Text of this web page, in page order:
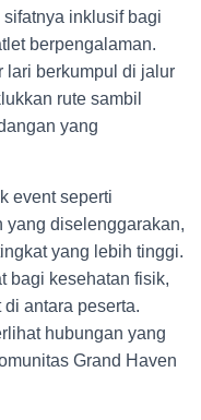
inklusif bagi
berpengalaman.
lari berkumpul di jalur
rute sambil
yang
event seperti
yang diselenggarakan,
yang lebih tinggi.
bagi kesehatan fisik,
antara peserta.
hubungan yang
Grand Haven